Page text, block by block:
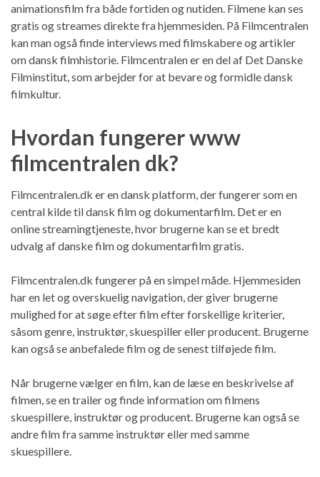
animationsfilm fra både fortiden og nutiden. Filmene kan ses
gratis og streames direkte fra hjemmesiden. På Filmcentralen
kan man også finde interviews med filmskabere og artikler
om dansk filmhistorie. Filmcentralen er en del af Det Danske
Filminstitut, som arbejder for at bevare og formidle dansk
filmkultur.
Hvordan fungerer www
filmcentralen dk?
Filmcentralen.dk er en dansk platform, der fungerer som en
central kilde til dansk film og dokumentarfilm. Det er en
online streamingtjeneste, hvor brugerne kan se et bredt
udvalg af danske film og dokumentarfilm gratis.
Filmcentralen.dk fungerer på en simpel måde. Hjemmesiden
har en let og overskuelig navigation, der giver brugerne
mulighed for at søge efter film efter forskellige kriterier,
såsom genre, instruktør, skuespiller eller producent. Brugerne
kan også se anbefalede film og de senest tilføjede film.
Når brugerne vælger en film, kan de læse en beskrivelse af
filmen, se en trailer og finde information om filmens
skuespillere, instruktør og producent. Brugerne kan også se
andre film fra samme instruktør eller med samme
skuespillere.